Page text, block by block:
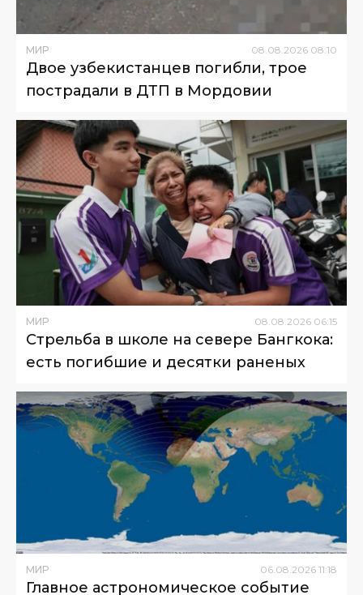
МИР 08 08 2026 08:10
Двое узбекистанцев погибли, трое
пострадали в ДТП в Мордовии
МИР 08.08.2026 06:15
Стрельба в школе на севере Бангкока:
есть погибшие и десятки раненых
МИР 06.08.2026 11:18
Главное астрономическое событие